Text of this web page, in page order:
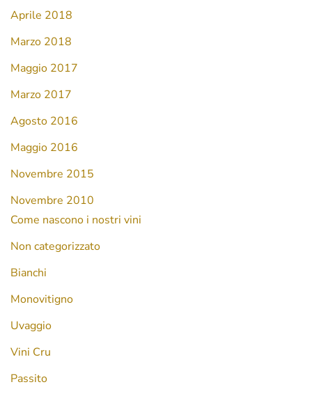
Aprile 2018
Marzo 2018
Maggio 2017
Marzo 2017
Agosto 2016
Maggio 2016
Novembre 2015
Novembre 2010
Come nascono i nostri vini
Non categorizzato
Bianchi
Monovitigno
Uvaggio
Vini Cru
Passito